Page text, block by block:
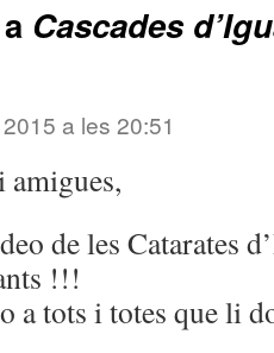
Cascades
a les 20:51
amigues,
de les Catarates
!!!
a tots i totes que li